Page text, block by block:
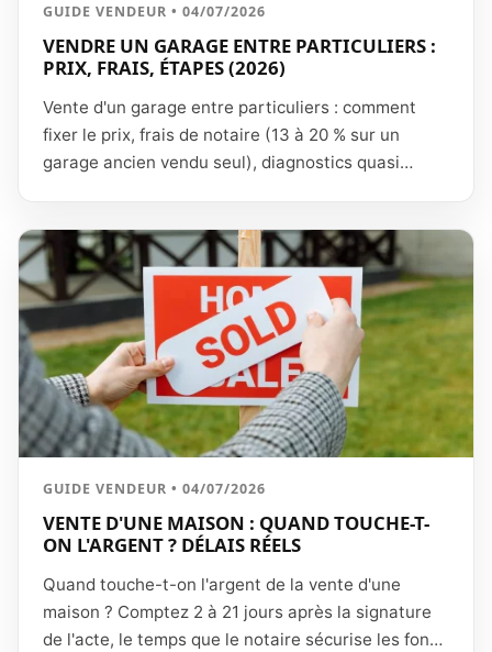
GUIDE VENDEUR • 04/07/2026
VENDRE UN GARAGE ENTRE PARTICULIERS :
PRIX, FRAIS, ÉTAPES (2026)
Vente d'un garage entre particuliers : comment
fixer le prix, frais de notaire (13 à 20 % sur un
garage ancien vendu seul), diagnostics quasi
parking en 2026.
GUIDE VENDEUR • 04/07/2026
VENTE D'UNE MAISON : QUAND TOUCHE-T-
ON L'ARGENT ? DÉLAIS RÉELS
Quand touche-t-on l'argent de la vente d'une
maison ? Comptez 2 à 21 jours après la signature
de l'acte, le temps que le notaire sécurise les fonds